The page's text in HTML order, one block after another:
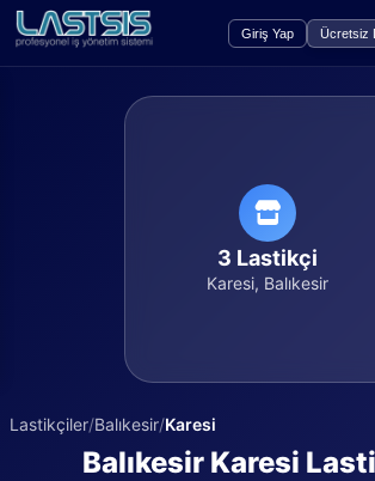
Giriş Yap Ücretsiz
Lastikçiler/Balıkesir/Karesi
Balıkesir Karesi
3 Lastikçi
Karesi, Balıkesir